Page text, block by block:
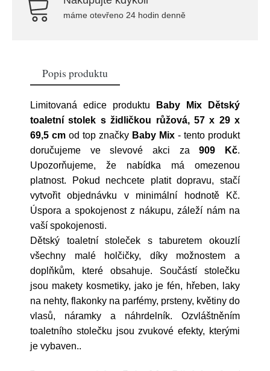
máme otevřeno 24 hodin denně
Popis produktu
Limitovaná edice produktu
Baby Mix Dětský
toaletní stolek s židličkou růžová, 57 x 29 x
69,5 cm od top značky Baby Mix - tento produkt
doručujeme ve slevové akci za909 Kč.
Upozorňujeme, že nabídka má omezenou
platnost. Pokud nechcete platit dopravu, stačí
vytvořit objednávku v minimální hodnotě Kč.
Úspora a spokojenost z nákupu, záleží nám na
vaší spokojenosti.
Dětský toaletní stoleček s taburetem okouzlí
všechny malé holčičky, díky možnostem a
doplňkům, které obsahuje. Součástí stolečku
jsou makety kosmetiky, jako je fén, hřeben, laky
na nehty, flakonky na parfémy, prsteny, květiny do
vlasů, náramky a náhrdelník. Ozvláštněním
toaletního stolečku jsou zvukové efekty, kterými
je vybaven..